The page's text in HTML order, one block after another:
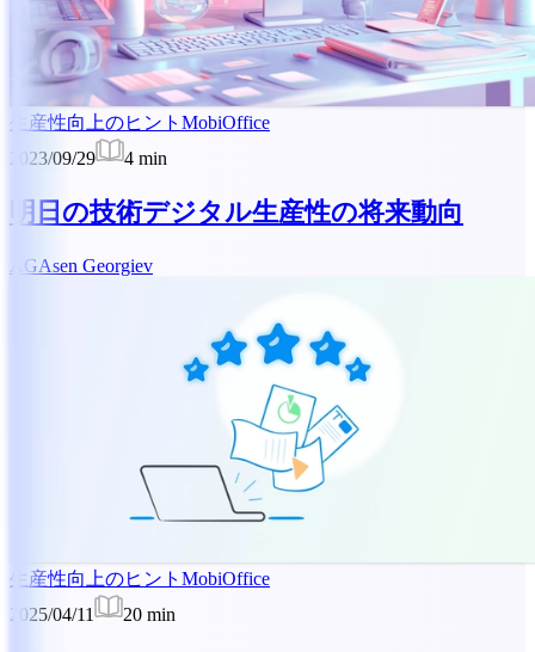
生産性向上のヒント MobiOffice
2023/09/29
4 min
明日の技術デジタル生産性の将来動向
AGAsen Georgiev
生産性向上のヒント MobiOffice
2025/04/11
20 min